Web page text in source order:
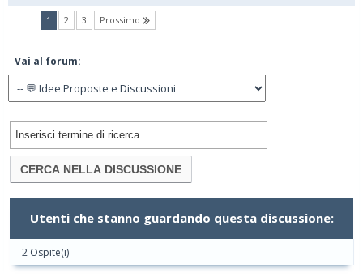
1 (current)
2 3 Prossimo
Vai al forum:
Utenti che stanno guardando questa discussione:
2 Ospite(i)